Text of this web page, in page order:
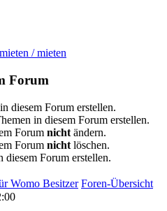
/ mieten
Forum
diesem Forum erstellen.
in diesem Forum erstellen.
Forum nicht ändern.
Forum nicht löschen.
diesem Forum erstellen.
Womo Besitzer Foren-Übersicht